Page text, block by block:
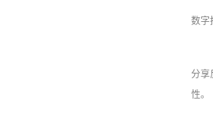
数字
分享
性。